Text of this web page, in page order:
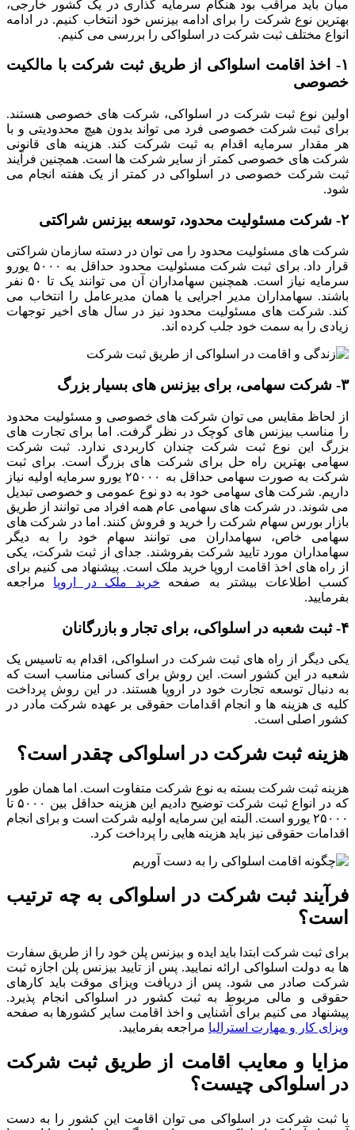
میان باید مراقب بود هنگام سرمایه گذاری در یک کشور خارجی،
بهترین نوع شرکت را برای ادامه بیزنس خود انتخاب کنیم. در ادامه
انواع مختلف ثبت شرکت در اسلواکی را بررسی می کنیم.
۱- اخذ اقامت اسلواکی از طریق ثبت شرکت با مالکیت
خصوصی
اولین نوع ثبت شرکت در اسلواکی، شرکت های خصوصی هستند.
برای ثبت شرکت خصوصی فرد می تواند بدون هیچ محدودیتی و با
هر مقدار سرمایه اقدام به ثبت شرکت کند. هزینه های قانونی
شرکت های خصوصی کمتر از سایر شرکت ها است. همچنین فرآیند
ثبت شرکت خصوصی در اسلواکی در کمتر از یک هفته انجام می
شود.
۲- شرکت مسئولیت محدود، توسعه بیزنس شراکتی
شرکت های مسئولیت محدود را می توان در دسته سازمان شراکتی
قرار داد. برای ثبت شرکت مسئولیت محدود حداقل به ۵۰۰۰ یورو
سرمایه نیاز است. همچنین سهامداران آن می توانند یک تا ۵۰ نفر
باشند. سهامداران مدیر اجرایی یا همان مدیرعامل را انتخاب می
کند. شرکت های مسئولیت محدود نیز در سال های اخیر توجهات
زیادی را به سمت خود جلب کرده اند.
۳- شرکت سهامی، برای بیزنس های بسیار بزرگ
از لحاظ مقایس می توان شرکت های خصوصی و مسئولیت محدود
را مناسب بیزنس های کوچک در نظر گرفت. اما برای تجارت های
بزرگ این نوع ثبت شرکت چندان کاربردی ندارد. ثبت شرکت
سهامی بهترین راه حل برای شرکت های بزرگ است. برای ثبت
شرکت به صورت سهامی حداقل به ۲۵۰۰۰ یورو سرمایه اولیه نیاز
داریم. شرکت های سهامی خود به دو نوع عمومی و خصوصی تبدیل
می شوند. در شرکت های سهامی عام همه افراد می توانند از طریق
بازار بورس سهام شرکت را خرید و فروش کنند. اما در شرکت های
سهامی خاص، سهامداران می توانند سهام خود را به دیگر
سهامداران مورد تایید شرکت بفروشند. جدای از ثبت شرکت، یکی
از راه های اخذ اقامت اروپا خرید ملک است. پیشنهاد می کنیم برای
کسب اطلاعات بیشتر به صفحه خرید ملک در اروپا مراجعه
بفرمایید.
۴- ثبت شعبه در اسلواکی، برای تجار و بازرگانان
یکی دیگر از راه های ثبت شرکت در اسلواکی، اقدام به تاسیس یک
شعبه در این کشور است. این روش برای کسانی مناسب است که
به دنبال توسعه تجارت خود در اروپا هستند. در این روش پرداخت
کلیه ی هزینه ها و انجام اقدامات حقوقی بر عهده شرکت مادر در
کشور اصلی است.
هزینه ثبت شرکت در اسلواکی چقدر است؟
هزینه ثبت شرکت بسته به نوع شرکت متفاوت است. اما همان طور
که در انواع ثبت شرکت توضیح دادیم این هزینه حداقل بین ۵۰۰۰ تا
۲۵۰۰۰ یورو است. البته این سرمایه اولیه شرکت است و برای انجام
اقدامات حقوقی نیز باید هزینه هایی را پرداخت کرد.
فرآیند ثبت شرکت در اسلواکی به چه ترتیب
است؟
برای ثبت شرکت ابتدا باید ایده و بیزنس پلن خود را از طریق سفارت
ها به دولت اسلواکی ارائه نمایید. پس از تایید بیزنس پلن اجازه ثبت
شرکت صادر می شود. پس از دریافت ویزای موقت باید کارهای
حقوقی و مالی مربوط به ثبت کشور در اسلواکی انجام پذیرد.
پیشنهاد می کنیم برای آشنایی و اخذ اقامت سایر کشورها به صفحه
ویزای کار و مهارت استرالیا مراجعه بفرمایید.
مزایا و معایب اقامت از طریق ثبت شرکت
در اسلواکی چیست؟
با ثبت شرکت در اسلواکی می توان اقامت این کشور را به دست